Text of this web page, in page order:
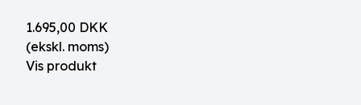
1.695,00 DKK
(ekskl. moms)
Vis produkt